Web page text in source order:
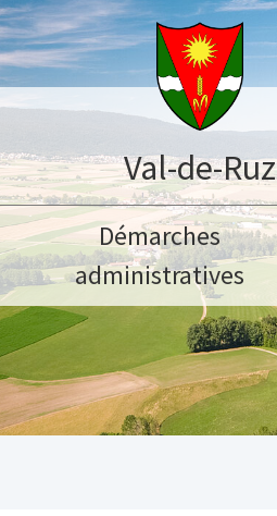
Val-de-Ruz
Démarches
administratives